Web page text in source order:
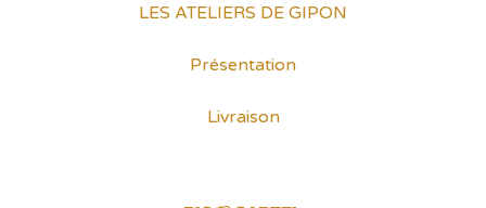
LES ATELIERS DE GIPON
Présentation
Livraison